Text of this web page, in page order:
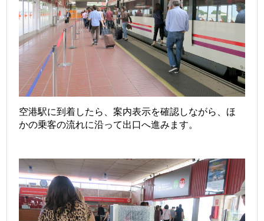
空港駅に到着したら、案内表示を確認しながら、ほ
かの乗客の流れに沿って出口へ進みます。